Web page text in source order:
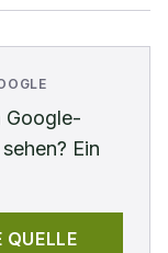
Ein
QUELLE